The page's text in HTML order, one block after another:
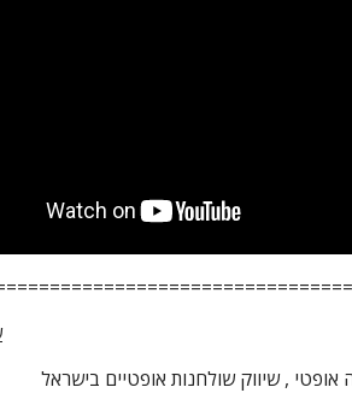
, שיווק שולחנות אופטיים בישראל